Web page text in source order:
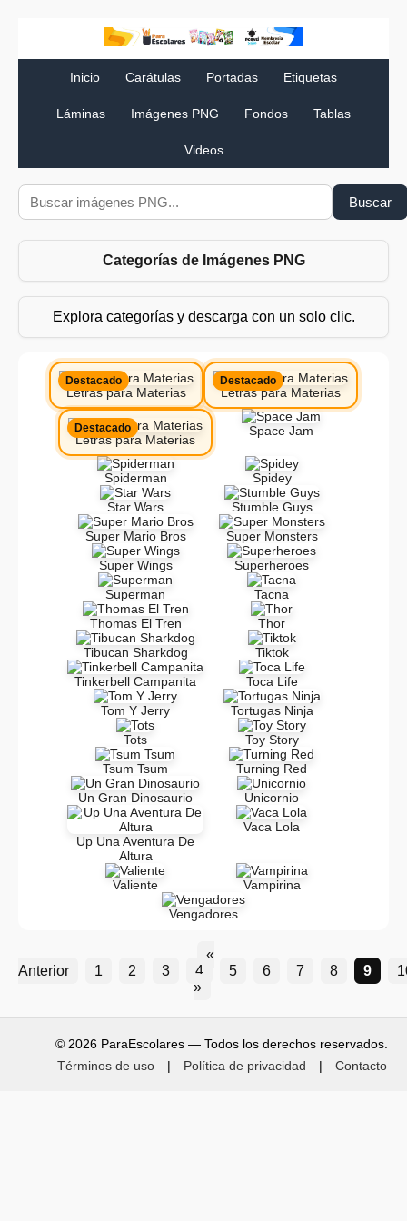
Inicio Carátulas Portadas Etiquetas
Láminas Imágenes PNG Fondos Tablas
Videos
Buscar
Categorías de Imágenes PNG
Explora categorías y descarga con un solo clic.
Destacado
Letras para Materias
Destacado
Letras para Materias
Destacado
Letras para Materias
Space Jam
Spiderman
Spidey
Star Wars
Stumble Guys
Super Mario Bros
Super Monsters
Super Wings
Superheroes
Superman
Tacna
Thomas El Tren
Thor
Tibucan Sharkdog
Tiktok
Tinkerbell Campanita
Toca Life
Tom Y Jerry
Tortugas Ninja
Tots
Toy Story
Tsum Tsum
Turning Red
Un Gran Dinosaurio
Unicornio
Up Una Aventura De
Altura
Vaca Lola
Valiente
Vampirina
Vengadores
«
Anterior
1 2 3 4 5 6 7 8 9
»
© 2026 ParaEscolares — Todos los derechos reservados.
Términos de uso
| Política de privacidad | Contacto